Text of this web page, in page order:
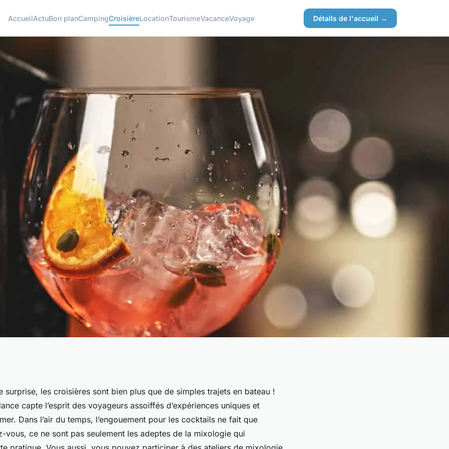
AccueilActuBon planCampingCroisièreLocationTourismeVacanceVoyage Détails de l'accueil →
des cours de
de
surprise, les croisières sont bien plus que de simples trajets en bateau !
capte l’esprit des voyageurs assoiffés d’expériences uniques et
Dans l’air du temps, l’engouement pour les cocktails ne fait que
vous, ce ne sont pas seulement les adeptes de la mixologie qui